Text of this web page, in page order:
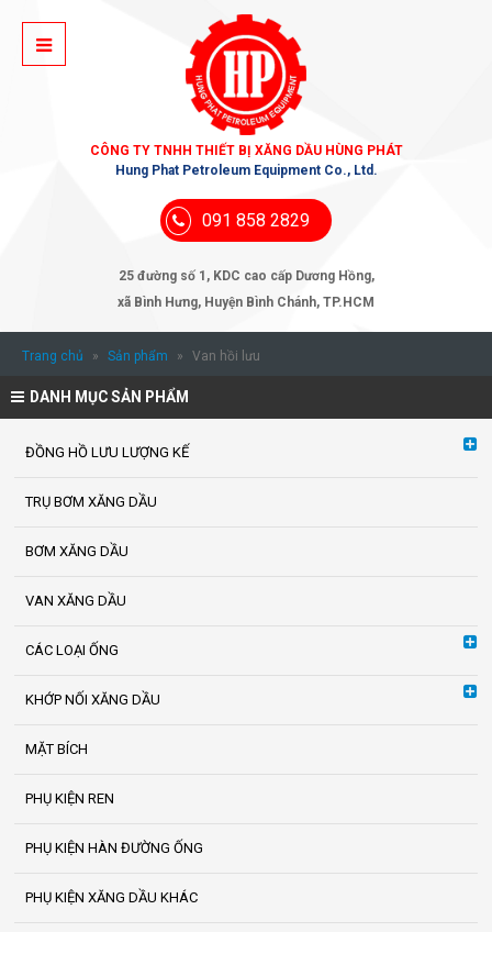
CÔNG TY TNHH THIẾT BỊ XĂNG DẦU HÙNG PHÁT
Hung Phat Petroleum Equipment Co., Ltd.
091 858 2829
25 đường số 1, KDC cao cấp Dương Hồng,
xã Bình Hưng, Huyện Bình Chánh, TP.HCM
Trang chủ » Sản phẩm » Van hồi lưu
DANH MỤC SẢN PHẨM
ĐỒNG HỒ LƯU LƯỢNG KẾ
TRỤ BƠM XĂNG DẦU
BƠM XĂNG DẦU
VAN XĂNG DẦU
CÁC LOẠI ỐNG
KHỚP NỐI XĂNG DẦU
MẶT BÍCH
PHỤ KIỆN REN
PHỤ KIỆN HÀN ĐƯỜNG ỐNG
PHỤ KIỆN XĂNG DẦU KHÁC